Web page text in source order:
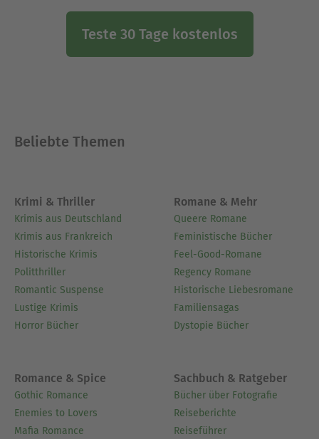
Teste 30 Tage kostenlos
Beliebte Themen
Krimi & Thriller
Krimis aus Deutschland
Krimis aus Frankreich
Historische Krimis
Politthriller
Romantic Suspense
Lustige Krimis
Horror Bücher
Romane & Mehr
Queere Romane
Feministische Bücher
Feel-Good-Romane
Regency Romane
Historische Liebesromane
Familiensagas
Dystopie Bücher
Romance & Spice
Gothic Romance
Enemies to Lovers
Mafia Romance
Sachbuch & Ratgeber
Bücher über Fotografie
Reiseberichte
Reiseführer